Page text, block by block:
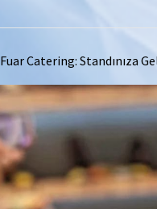
Fuar Catering: Standınıza